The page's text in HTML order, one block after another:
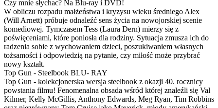
Czy mnie słychac? Na Blu-ray i DVD!
W obliczu rozpadu małżeństwa i kryzysu wieku średniego Alex
(Will Arnett) próbuje odnaleźć sens życia na nowojorskiej scenie
komediowej. Tymczasem Tess (Laura Dern) mierzy się z
poświęceniami, które poniosła dla rodziny. Sytuacja zmusza ich do
radzenia sobie z wychowaniem dzieci, poszukiwaniem własnych
tożsamości i odpowiedzią na pytanie, czy miłość może przybrać
nowy kształt.
Top Gun - Steelbook BLU- RAY
Top Gun - kolekcjonerska wersja steelbook z okazji 40. rocznicy
powstania filmu! Fenomenalna obsada wśród której znaleźli się Val
Kilmer, Kelly McGillis, Anthony Edwards, Meg Ryan, Tim Robbins